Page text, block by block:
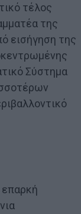
τέλος
της
εισήγηση της
Σύστημα
επαρκή